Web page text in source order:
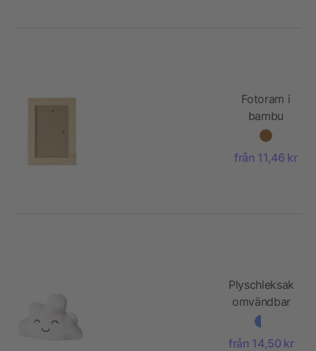
Fotoram i
bambu
Lawson
från 11,46 kr
Plyschleksak
omvändbar
Isla
från 14,50 kr